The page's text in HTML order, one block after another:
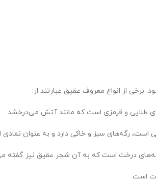
از انواع معروف عقیق عبارتند از: